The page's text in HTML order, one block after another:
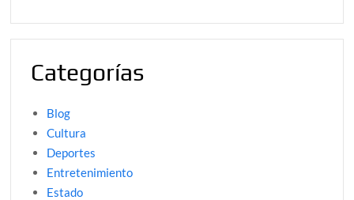
Categorías
Blog
Cultura
Deportes
Entretenimiento
Estado